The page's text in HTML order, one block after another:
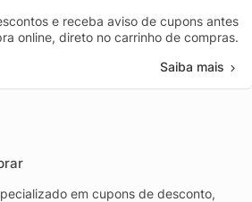
e receba aviso de cupons antes
online, direto no carrinho de compras.
Saiba mais
em cupons de desconto,